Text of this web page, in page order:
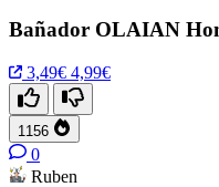
Bañador OLAIAN
3,49€ 4,99€
1156
0
Ruben